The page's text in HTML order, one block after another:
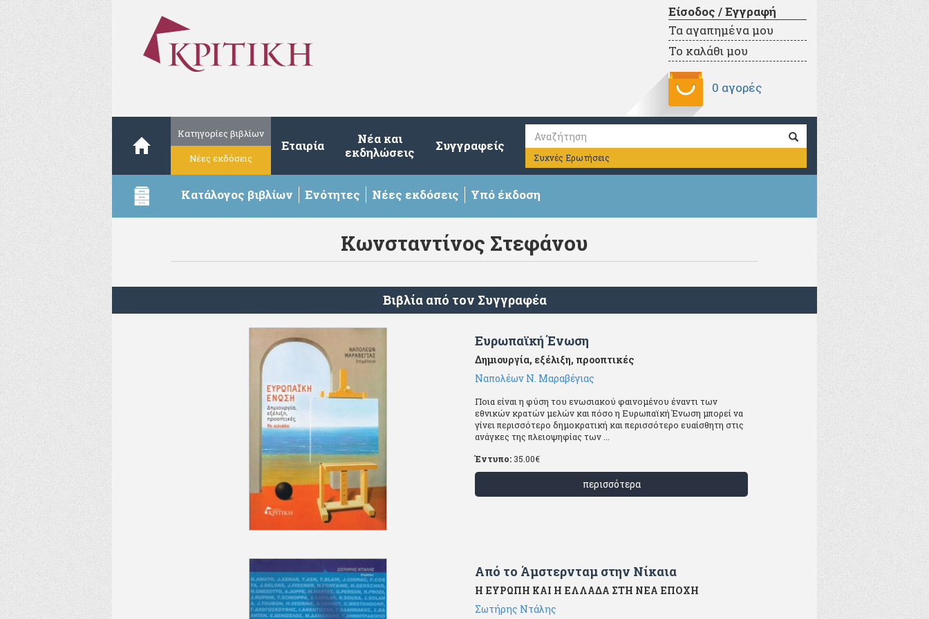
Είσοδος / Εγγραφή
Τα αγαπημένα μου
Το καλάθι μου
0 αγορές
Κατηγορίες βιβλίων
Νέες εκδόσεις
Εταιρία
Νέα και
εκδηλώσεις
Συγγραφείς
Συχνές Ερωτήσεις
Κατάλογος βιβλίων Ενότητες Νέες εκδόσεις Υπό έκδοση
Κωνσταντίνος Στεφάνου
Βιβλία από τον Συγγραφέα
Ευρωπαϊκή Ένωση
Δημιουργία, εξέλιξη, προοπτικές
Ναπολέων Ν. Μαραβέγιας
Ποια είναι η φύση του ενωσιακού φαινομένου έναντι των
εθνικών κρατών μελών και πόσο η Ευρωπαϊκή Ένωση μπορεί να
γίνει περισσότερο δημοκρατική και περισσότερο ευαίσθητη στις
ανάγκες της πλειοψηφίας των ...
Έντυπο: 35.00€
περισσότερα
Από το Άμστερνταμ στην Νίκαια
Η ΕΥΡΩΠΗ ΚΑΙ Η ΕΛΛΑΔΑ ΣΤΗ ΝΕΑ ΕΠΟΧΗ
Σωτήρης Ντάλης